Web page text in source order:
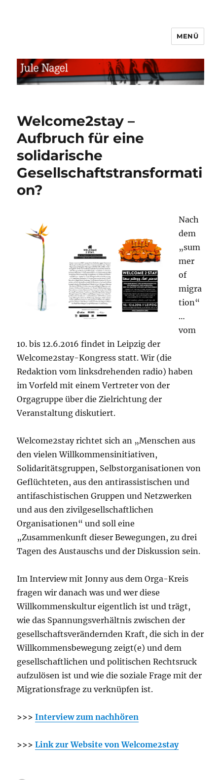
MENÜ
Welcome2stay –
Aufbruch für eine
solidarische
Gesellschaftstransformati
on?
Nach
dem
„sum
mer
of
migra
tion“
…
vom
10. bis 12.6.2016 findet in Leipzig der
Welcome2stay-Kongress statt. Wir (die
Redaktion vom linksdrehenden radio) haben
im Vorfeld mit einem Vertreter von der
Orgagruppe über die Zielrichtung der
Veranstaltung diskutiert.
Welcome2stay richtet sich an „Menschen aus
den vielen Willkommensinitiativen,
Solidaritätsgruppen, Selbstorganisationen von
Geflüchteten, aus den antirassistischen und
antifaschistischen Gruppen und Netzwerken
und aus den zivilgesellschaftlichen
Organisationen“ und soll eine
„Zusammenkunft dieser Bewegungen, zu drei
Tagen des Austauschs und der Diskussion sein.
Im Interview mit Jonny aus dem Orga-Kreis
fragen wir danach was und wer diese
Willkommenskultur eigentlich ist und trägt,
wie das Spannungsverhältnis zwischen der
gesellschaftsverändernden Kraft, die sich in der
Willkommensbewegung zeigt(e) und dem
gesellschaftlichen und politischen Rechtsruck
aufzulösen ist und wie die soziale Frage mit der
Migrationsfrage zu verknüpfen ist.
>>>Interview zum nachhören
>>>Link zur Website von Welcome2stay